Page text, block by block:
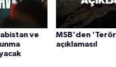
ve
MSB'den
açıklaması!